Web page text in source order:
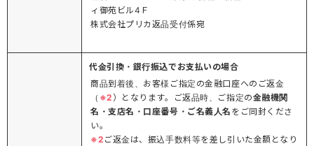
ィ御苑ビル4Ｆ
株式会社プリカ返品受付係宛
代金引換・銀行振込でお支払いの場合
商品到着後、お客様ご指定の金融口座へのご返金
（ ※2 ）となります。ご返品時、ご指定の金融機関
名・支店名・口座番号・ご名義人名 をご同封くださ
い。
※2 ご返金は、振込手数料等を差し引いた金額となり